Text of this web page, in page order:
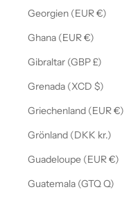
Georgien (EUR €)
Ghana (EUR €)
Gibraltar (GBP £)
Grenada (XCD $)
Griechenland (EUR €)
Grönland (DKK kr.)
Guadeloupe (EUR €)
Guatemala (GTQ Q)